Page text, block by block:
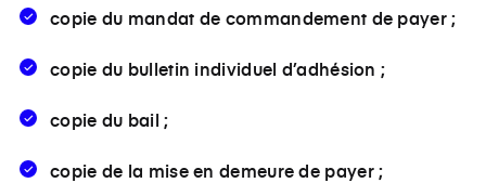
copie du mandat de commandement de payer ;
copie du bulletin individuel d’adhésion ;
copie du bail ;
copie de la mise en demeure de payer ;